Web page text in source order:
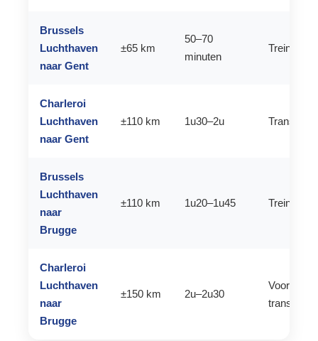
Brussels
Luchthaven
naar Gent
±65 km
50–70
minuten
Trein of
Charleroi
Luchthaven
naar Gent
±110 km 1u30–2u Transfer
Brussels
Luchthaven
naar
Brugge
±110 km 1u20–1u45 Trein of
Charleroi
Luchthaven
naar
Brugge
±150 km 2u–2u30
Vooraf
transfer